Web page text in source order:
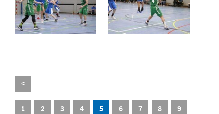
<
1 2 3 4 5 6 7 8 9